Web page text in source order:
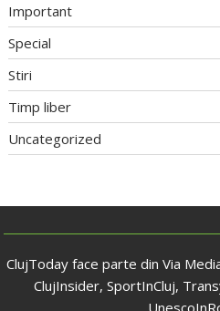
Important
Special
Stiri
Timp liber
Uncategorized
ClujToday face parte din Via
ClujInsider, SportInCluj,